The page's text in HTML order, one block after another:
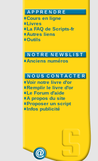
Cours en ligne
Livres
La FAQ de Scripts-fr
Autres liens
Outils
Anciens numéros
Voir notre livre d'or
Remplir le livre d'or
Le Forum d'aide
A propos du site
Proposer un script
Infos publicité